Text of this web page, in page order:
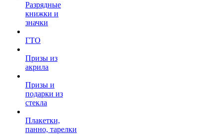
Разрядные
книжки и
значки
ГТО
Призы из
акрила
Призы и
подарки из
стекла
Плакетки,
панно, тарелки